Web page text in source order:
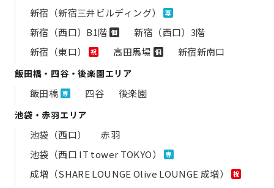
新宿（新宿三井ビルディング）
専
新宿（西口）B1階 個
新宿（西口）3階
新宿（東口）
祝 高田馬場 個 新宿新南口
飯田橋・四谷・後楽園エリア
飯田橋 専 四谷 後楽園
池袋・赤羽エリア
池袋（西口）
赤羽
池袋（西口 IT tower TOKYO）
専
成増（SHARE LOUNGE Olive LOUNGE 成増） 祝